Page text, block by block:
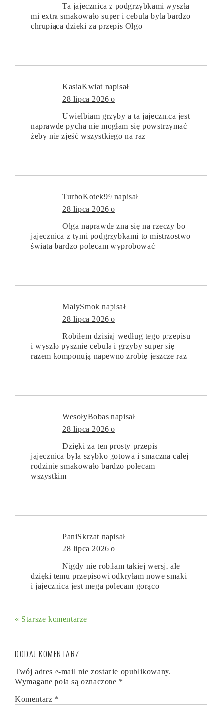
Ta jajecznica z podgrzybkami wyszła
mi extra smakowało super i cebula byla bardzo
chrupiąca dzieki za przepis Olgo
KasiaKwiat napisał
28 lipca 2026 o
Uwielbiam grzyby a ta jajecznica jest
naprawde pycha nie mogłam się powstrzymać
żeby nie zjeść wszystkiego na raz
TurboKotek99 napisał
28 lipca 2026 o
Olga naprawde zna się na rzeczy bo
jajecznica z tymi podgrzybkami to mistrzostwo
świata bardzo polecam wyprobować
MalySmok napisał
28 lipca 2026 o
Robiłem dzisiaj według tego przepisu
i wyszło pysznie cebula i grzyby super się
razem komponują napewno zrobię jeszcze raz
WesołyBobas napisał
28 lipca 2026 o
Dzięki za ten prosty przepis
jajecznica była szybko gotowa i smaczna całej
rodzinie smakowało bardzo polecam
wszystkim
PaniSkrzat napisał
28 lipca 2026 o
Nigdy nie robiłam takiej wersji ale
dzięki temu przepisowi odkryłam nowe smaki
i jajecznica jest mega polecam gorąco
« Starsze komentarze
DODAJ KOMENTARZ
Twój adres e-mail nie zostanie opublikowany.
Wymagane pola są oznaczone *
Komentarz *